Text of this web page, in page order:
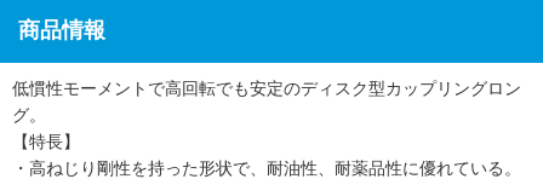
商品情報
低慣性モーメントで高回転でも安定のディスク型カップリングロン
グ。
【特長】
・高ねじり剛性を持った形状で、耐油性、耐薬品性に優れている。